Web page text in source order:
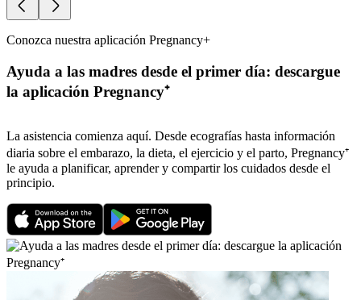
Conozca nuestra aplicación Pregnancy+
Ayuda a las madres desde el primer día: descargue
la aplicación Pregnancy⁺
La asistencia comienza aquí. Desde ecografías hasta información
diaria sobre el embarazo, la dieta, el ejercicio y el parto, Pregnancy⁺
le ayuda a planificar, aprender y compartir los cuidados desde el
principio.